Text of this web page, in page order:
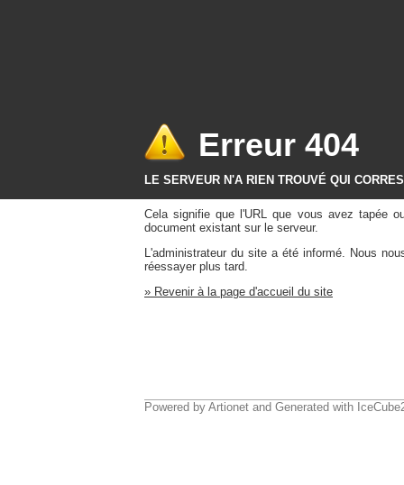
Erreur 404
LE SERVEUR N'A RIEN TROUVÉ QUI
Cela signifie que l'URL que vous avez tapée
document existant sur le serveur.
L'administrateur du site a été informé. Nous
réessayer plus tard.
» Revenir à la page d'accueil du site
Powered by Artionet and Generated with